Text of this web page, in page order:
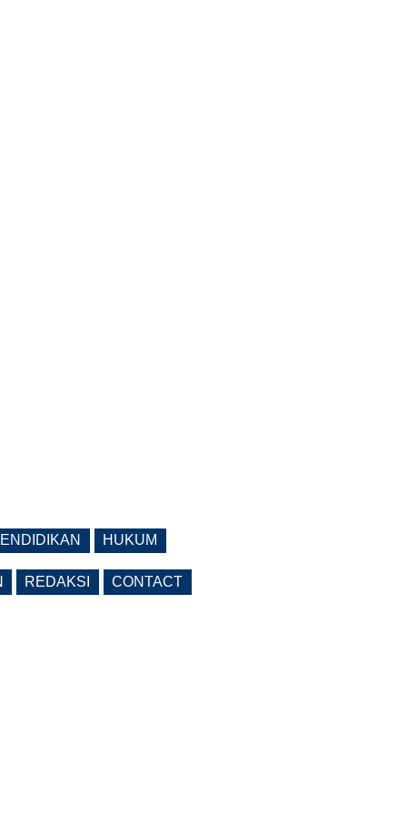
HUKUM
REDAKSI CONTACT